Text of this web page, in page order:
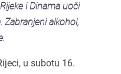
i Dinama uoči
Zabranjeni alkohol,
u subotu 16.